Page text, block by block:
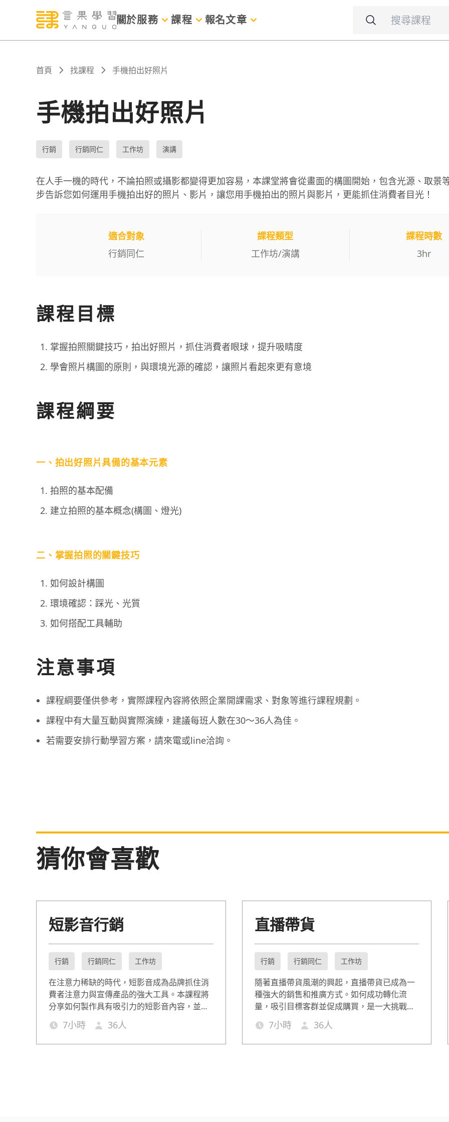
關於服務 課程 報名文章
首頁 找課程 手機拍出好照片
手機拍出好照片
行銷 行銷同仁 工作坊 演講
在人手一機的時代，不論拍照或攝影都變得更加容易，本課堂將會從畫面的構圖開始，包含光源、取景
步告訴您如何運用手機拍出好的照片、影片，讓您用手機拍出的照片與影片，更能抓住消費者目光！
適合對象
行銷同仁
課程類型
工作坊/演講
課程時數
3hr
課程目標
掌握拍照關鍵技巧，拍出好照片，抓住消費者眼球，提升吸睛度
學會照片構圖的原則，與環境光源的確認，讓照片看起來更有意境
課程綱要
一、拍出好照片具備的基本元素
拍照的基本配備
建立拍照的基本概念(構圖、燈光)
二、掌握拍照的關鍵技巧
如何設計構圖
環境確認：踩光、光質
如何搭配工具輔助
注意事項
課程綱要僅供參考，實際課程內容將依照企業開課需求、對象等進行課程規劃。
課程中有大量互動與實際演練，建議每班人數在30～36人為佳。
若需要安排行動學習方案，請來電或line洽詢。
猜你會喜歡
短影音行銷
行銷 行銷同仁 工作坊
在注意力稀缺的時代，短影音成為品牌抓住消
費者注意力與宣傳產品的強大工具。本課程將
分享如何製作具有吸引力的短影音內容，並運
用各種社群平台進行推廣，讓品牌或商品脫穎
而出，抓住目標受眾，有效提升流量與業績。
7小時 36人
直播帶貨
行銷 行銷同仁 工作坊
隨著直播帶貨風潮的興起，直播帶貨已成為一
種強大的銷售和推廣方式。如何成功轉化流
量，吸引目標客群並促成購買，是一大挑戰。
本課程將分享如何從平台選擇、內容創作到互
動策略技巧，讓您掌握有效的直播帶貨技巧，
提升銷售業績。
7小時 36人